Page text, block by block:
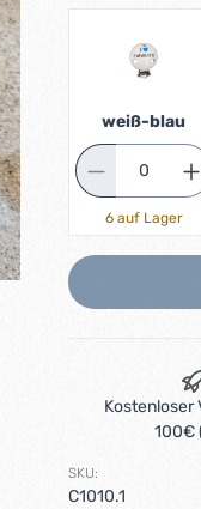
weiß-blau
6 auf Lager
Kostenloser
100€
SKU:
C1010.1